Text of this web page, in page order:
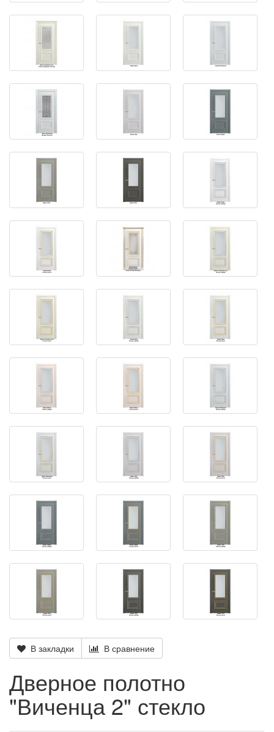
В закладки В сравнение
Дверное полотно
"Виченца 2" стекло